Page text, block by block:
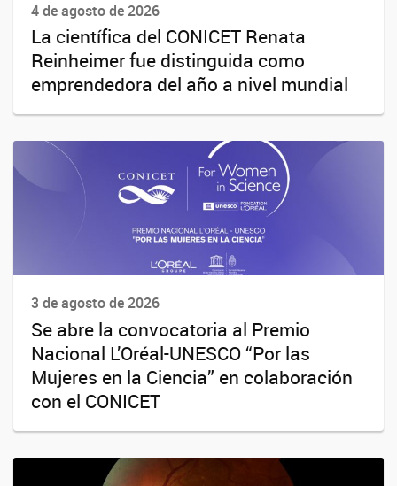
4 de agosto de 2026
La científica del CONICET Renata
Reinheimer fue distinguida como
emprendedora del año a nivel mundial
3 de agosto de 2026
Se abre la convocatoria al Premio
Nacional L’Oréal-UNESCO “Por las
Mujeres en la Ciencia” en colaboración
con el CONICET